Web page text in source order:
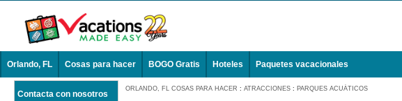
Orlando, FL Cosas para hacer BOGO Gratis Hoteles Paquetes vacacionales
Contacta con nosotros
ORLANDO, FL COSAS PARA HACER : ATRACCIONES : PARQUES ACUÁTICOS